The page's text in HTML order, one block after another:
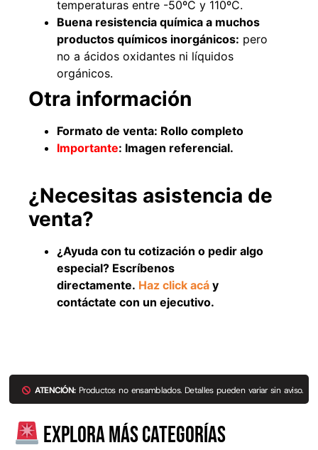
temperaturas entre -50ºC y 110ºC.
Buena resistencia química a muchos
productos químicos inorgánicos: pero
no a ácidos oxidantes ni líquidos
orgánicos.
Otra información
Formato de venta: Rollo completo
Importante: Imagen referencial.
¿Necesitas asistencia de
venta?
¿Ayuda con tu cotización o pedir algo
especial? Escríbenos
directamente. Haz click acá y
contáctate con un ejecutivo.
ATENCIÓN:Productos no ensamblados. Detalles pueden variar sin aviso.
Explora más categorías
Empaquetadura 3/16"
4.8mm neopreno con 1 tela
3.5MP
$803.797
Agregar al carrito